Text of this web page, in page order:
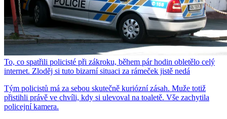
To, co spatřili policisté při zákroku, během pár hodin obletělo celý
internet. Zloděj si tuto bizarní situaci za rámeček jistě nedá
Tým policistů má za sebou skutečně kuriózní zásah. Muže totiž
přistihli právě ve chvíli, kdy si ulevoval na toaletě. Vše zachytila
policejní kamera.